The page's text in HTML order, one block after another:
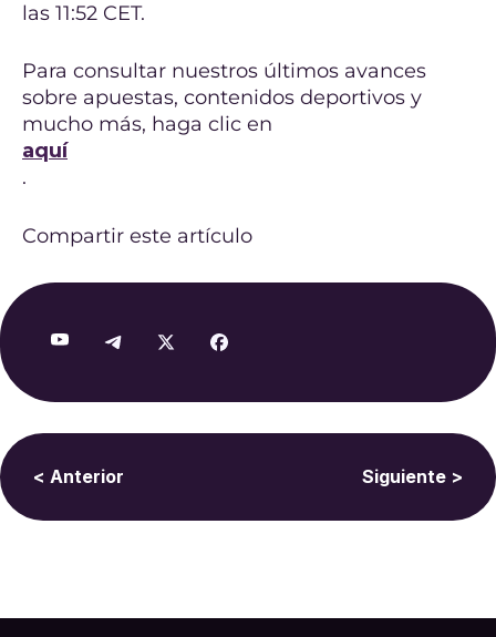
las 11:52 CET.
Para consultar nuestros últimos avances
sobre apuestas, contenidos deportivos y
mucho más, haga clic en
aquí
.
Compartir este artículo
< Anterior Siguiente >